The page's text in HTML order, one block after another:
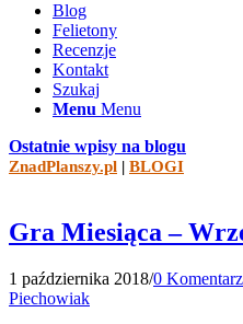
Blog
Felietony
Recenzje
Kontakt
Szukaj
Menu Menu
Ostatnie wpisy na blogu
ZnadPlanszy.pl | BLOGI
Gra Miesiąca –
1 października 2018/0
Piechowiak